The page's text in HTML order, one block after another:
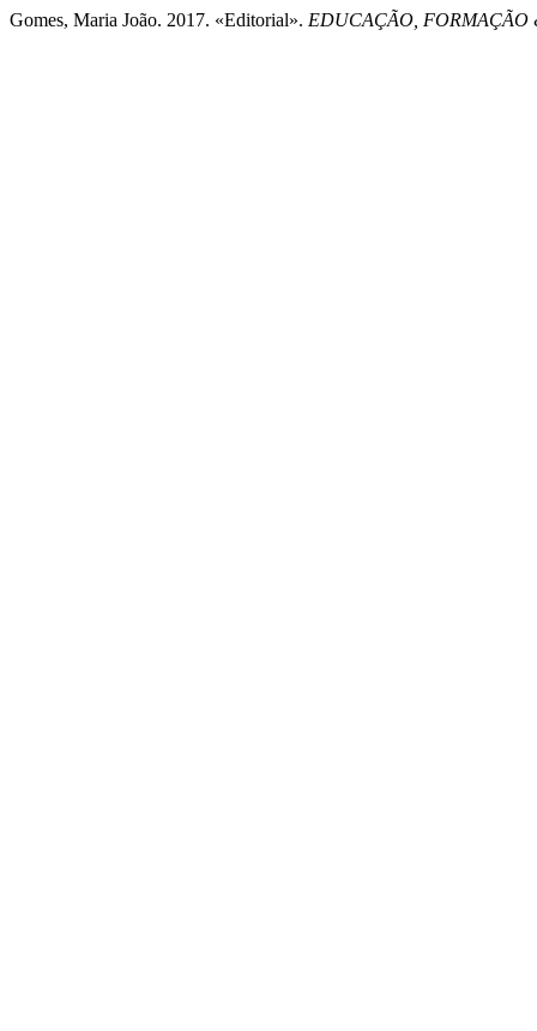
Gomes, Maria João. 2017. «Editorial». EDUCAÇÃO, FORMAÇÃO